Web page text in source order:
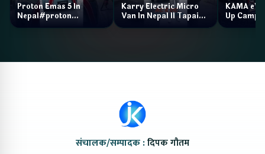
Proton Emas 5 In
Nepal#proton
#protonemas5#protonnepal#evcarnepal
Karry Electric Micro
Van In Nepal II Tapaiko
KAMA eV
Up Camp
संचालक/सम्पादक :दिपक गौतम